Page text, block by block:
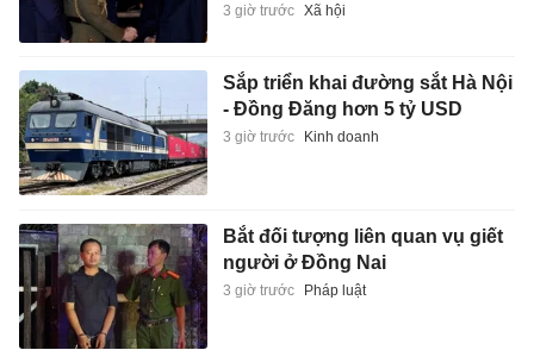
3 giờ trước Xã hội
Sắp triển khai đường sắt Hà Nội
- Đồng Đăng hơn 5 tỷ USD
3 giờ trước Kinh doanh
Bắt đối tượng liên quan vụ giết
người ở Đồng Nai
3 giờ trước Pháp luật